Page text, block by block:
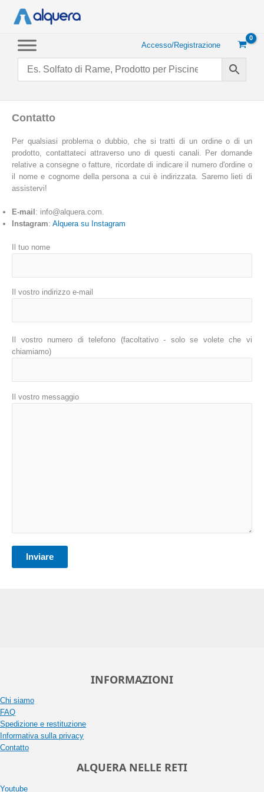
Accesso/Registrazione
Contatto
Per qualsiasi problema o dubbio, che si tratti di un ordine o di un
prodotto, contattateci attraverso uno di questi canali. Per domande
relative a consegne o fatture, ricordate di indicare il numero d'ordine o
il nome e cognome della persona a cui è indirizzata. Saremo lieti di
assistervi!
E-mail : info@alquera.com.
Instagram: Alquera su Instagram
Il tuo nome
Il vostro indirizzo e-mail
Il vostro numero di telefono (facoltativo - solo se volete che vi
chiamiamo)
Il vostro messaggio
INFORMAZIONI
Chi siamo
FAQ
Spedizione e restituzione
Informativa sulla privacy
Contatto
ALQUERA NELLE RETI
Youtube